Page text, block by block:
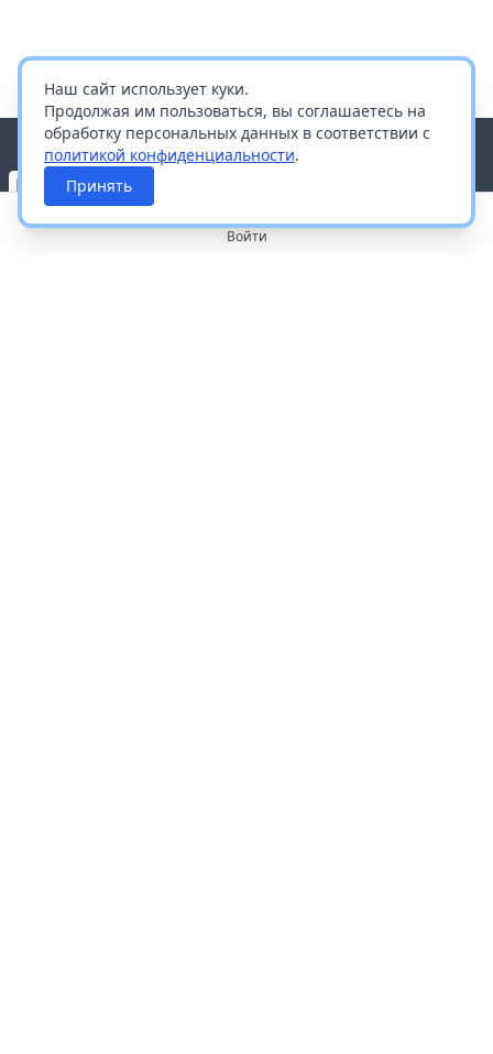
Наш сайт использует куки.
Продолжая им пользоваться, вы соглашаетесь на
обработку персональных данных в соответствии с
политикой конфиденциальности.
Принять
Войти